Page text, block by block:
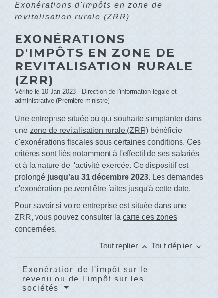
Exonérations d'impôts en zone de
revitalisation rurale (ZRR)
EXONÉRATIONS
D'IMPÔTS EN ZONE DE
REVITALISATION RURALE
(ZRR)
Vérifié le 10 Jan 2023 - Direction de l'information légale et
administrative (Première ministre)
Une entreprise située ou qui souhaite s'implanter dans
une zone de revitalisation rurale (ZRR) bénéficie
d'exonérations fiscales sous certaines conditions. Ces
critères sont liés notamment à l'effectif de ses salariés
et à la nature de l'activité exercée. Ce dispositif est
prolongé jusqu'au 31 décembre 2023. Les demandes
d'exonération peuvent être faites jusqu'à cette date.
Pour savoir si votre entreprise est située dans une
ZRR, vous pouvez consulter la carte des zones
concernées.
Tout replier keyboard_arrow_up Tout déplier keyboard_arrow_down
Exonération de l'impôt sur le
revenu ou de l'impôt sur les
sociétés